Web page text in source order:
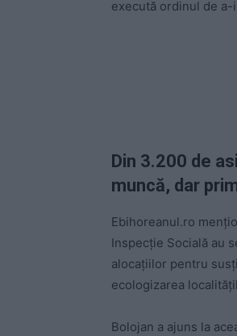
execută ordinul de
Din 3.200 de
muncă, dar
Ebihoreanul.ro
Inspecție Socială au
alocațiilor pentru
ecologizarea
Bolojan a ajuns la